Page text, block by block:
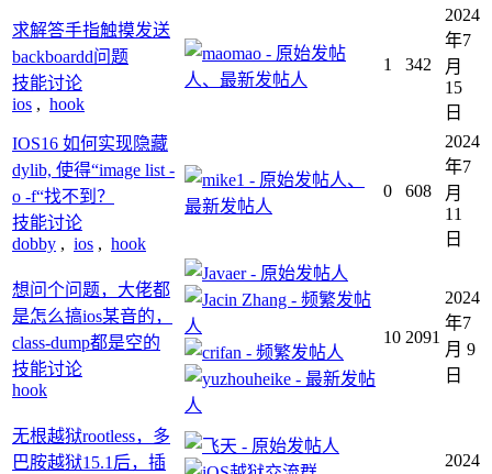
求解答手指触摸发送
backboardd问题
技能讨论
ios , hook
1 342
2024
年7
月
15
日
IOS16 如何实现隐藏
dylib, 使得“image list -
o -f“找不到？
技能讨论
dobby , ios , hook
0 608
2024
年7
月
11
日
想问个问题，大佬都
是怎么搞ios某音的，
class-dump都是空的
技能讨论
hook
10 2091
2024
年7
月 9
日
无根越狱rootless，多
巴胺越狱15.1后，插
2024